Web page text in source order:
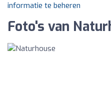
informatie te beheren
Foto's van